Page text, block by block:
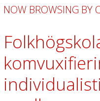
NOW BROWSING BY